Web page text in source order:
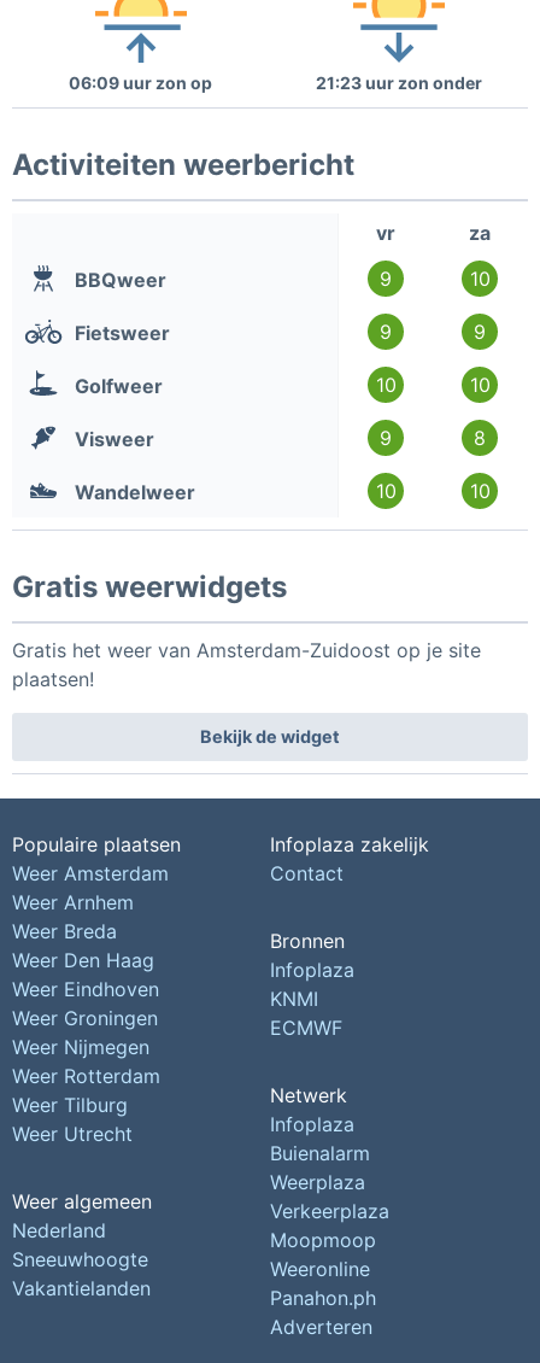
06:09 uur zon op 21:23 uur zon onder
Activiteiten weerbericht
vr
za
BBQweer
9 10
Fietsweer 9 9
Golfweer 10 10
Visweer 9 8
Wandelweer 10 10
Gratis weerwidgets
Gratis het weer van Amsterdam-Zuidoost op je site
plaatsen!
Bekijk de widget
Populaire plaatsen
Weer Amsterdam
Weer Arnhem
Weer Breda
Weer Den Haag
Weer Eindhoven
Weer Groningen
Weer Nijmegen
Weer Rotterdam
Weer Tilburg
Weer Utrecht
Weer algemeen
Nederland
Sneeuwhoogte
Vakantielanden
Infoplaza zakelijk
Contact
Bronnen
Infoplaza
KNMI
ECMWF
Netwerk
Infoplaza
Buienalarm
Weerplaza
Verkeerplaza
Moopmoop
Weeronline
Panahon.ph
Adverteren